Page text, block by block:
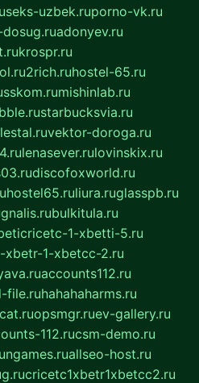
seks-uzbek.ruporno-vk.ru
adonyev.ru
krospr.ru
2rich.ruhostel-65.ru
mishinlab.ru
starbucksvia.ru
vektor-doroga.ru
lenasever.rulovinskix.ru
discofoxworld.ru
hostel65.ruliura.ruglasspb.ru
gnalis.rubulkitula.ru
1-xbetti-5.ru
xbetr-1-xbetcc-2.ru
accounts112.ru
file.ruhahahaharms.ru
opsmgr.ruev-gallery.ru
112.rucsm-demo.ru
allseo-host.ru
cricetc1xbetr1xbetcc2.ru